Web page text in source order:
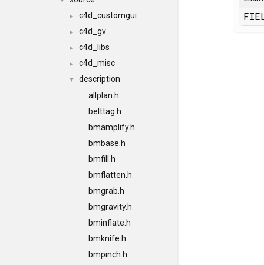
► c4d_customgui
► c4d_gv
► c4d_libs
► c4d_misc
▼
description
allplan.h
belttag.h
bmamplify.h
bmbase.h
bmfill.h
bmflatten.h
bmgrab.h
bmgravity.h
bminflate.h
bmknife.h
bmpinch.h